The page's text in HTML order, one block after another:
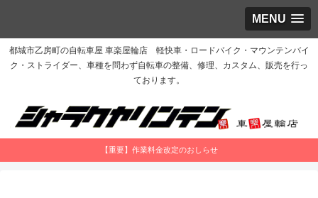
MENU
都城市乙房町の自転車屋 車楽屋輪店 軽快車・ロードバイク・マウンテンバイ
ク・ストライダー、車種を問わず自転車の整備、修理、カスタム、販売を行っ
ております。
【重要】作業料金改定のおしらせ